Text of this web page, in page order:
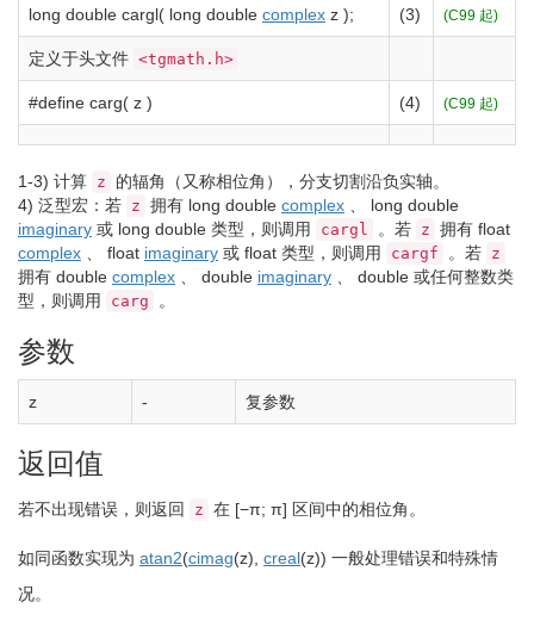
long double cargl( long double complex z ); (3) (C99 起)
定义于头文件 <tgmath.h>
#define carg( z ) (4) (C99 起)
1-3) 计算 z
的辐角（又称相位角），分支切割沿负实轴。
4) 泛型宏：若 z 拥有 long double complex long double
imaginary 或 long double 类型，则调用 cargl 。若 z 拥有 float
complex
float imaginary 或 float 类型，则调用 cargf 。若 z
拥有 double complex double imaginary double 或任何整数类
型，则调用
carg 。
参数
z - 复参数
返回值
若不出现错误，则返回 z 在 [−π; π] 区间中的相位角。
如同函数实现为 atan2(cimag(z) creal(z)) 一般处理错误和特殊情
况。